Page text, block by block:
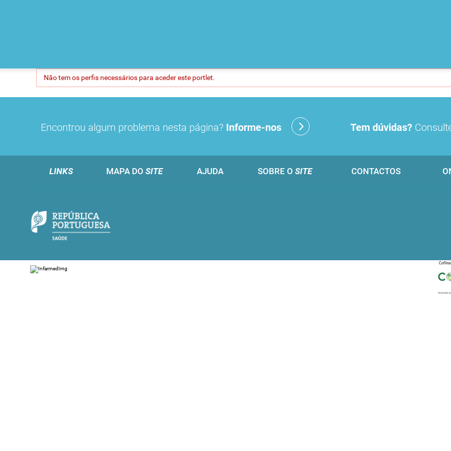
Não tem os perfis necessários para aceder este portlet.
Encontrou algum problema nesta página? Informe-nos Tem dúvidas?
LINKS MAPA DO SITE AJUDA SOBRE O SITE CONTACTOS